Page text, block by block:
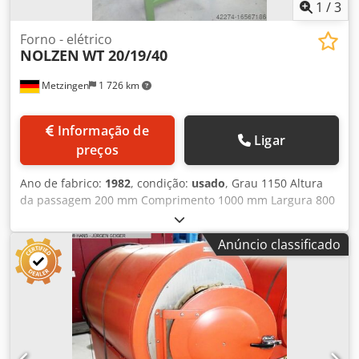
1 /3
Metzingen 1 726 km
Forno - elétrico
NOLZEN WT 20/19/40
preços
Ligar
Ano de fabrico: 1982, condição: usado, Grau 1150 Altura
da passagem 200 mm Comprimento 1000 mm Largura 800
mm Profundidade 1400 mm Peso da bobina por base 300
kg Diâmetro da base de recozimento mm Dsdst Hw Rwjpfx
Aggock Altura da pilha 0 mm Número - fornos 0
Quantidade - bases 0 Número - tampas de arrefecimento 0
Potência total necessária kW Peso da máquina aprox. t
Espaço necessário aprox. m N O L T E N Forno elétrico de
recozimento e endurecimento Tipo WT 20/19/40 Ano de
fabrico 1982 Peça n.º: 4459 Temperatura máx.: 1.150 C°
Câmara interior aprox. LxAxProfundidade 200 x 200 x 400
Anúncio classificado